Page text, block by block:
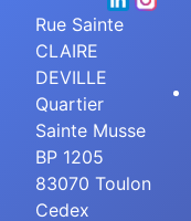
Rue Sainte
CLAIRE
DEVILLE
Quartier
Sainte Musse
BP 1205
83070 Toulon
Cedex